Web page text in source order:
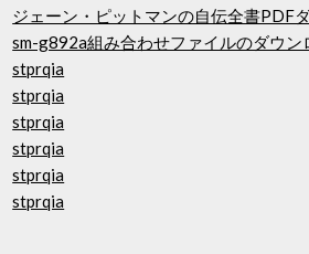
ジェーン・ピットマンの自伝全書PDF
sm-g892a組み合わせファイルのダウン
stprqia
stprqia
stprqia
stprqia
stprqia
stprqia